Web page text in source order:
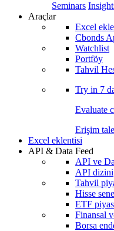
Seminars
Araçlar
Excel
Cbonds
Watchlist
Portföy
Tahvil
Try in 7
Evaluate
Erişim
Excel eklentisi
API & Data Feed
API ve
API dizini
Tahvil
Hisse
ETF
Finansal
Borsa